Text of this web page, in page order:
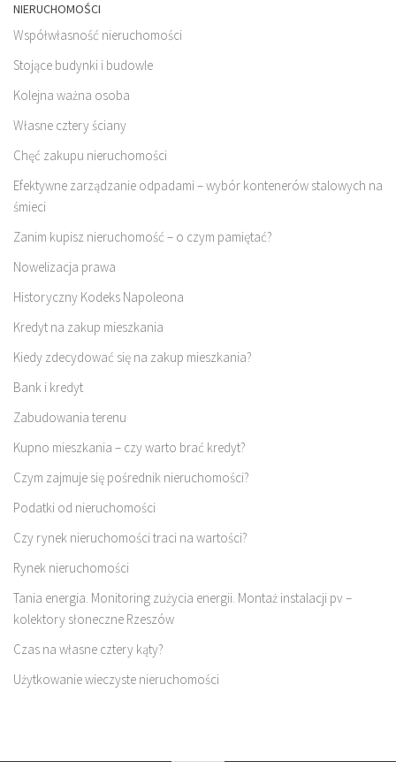
NIERUCHOMOŚCI
Współwłasność nieruchomości
Stojące budynki i budowle
Kolejna ważna osoba
Własne cztery ściany
Chęć zakupu nieruchomości
Efektywne zarządzanie odpadami – wybór kontenerów stalowych na
śmieci
Zanim kupisz nieruchomość – o czym pamiętać?
Nowelizacja prawa
Historyczny Kodeks Napoleona
Kredyt na zakup mieszkania
Kiedy zdecydować się na zakup mieszkania?
Bank i kredyt
Zabudowania terenu
Kupno mieszkania – czy warto brać kredyt?
Czym zajmuje się pośrednik nieruchomości?
Podatki od nieruchomości
Czy rynek nieruchomości traci na wartości?
Rynek nieruchomości
Tania energia. Monitoring zużycia energii. Montaż instalacji pv –
kolektory słoneczne Rzeszów
Czas na własne cztery kąty?
Użytkowanie wieczyste nieruchomości